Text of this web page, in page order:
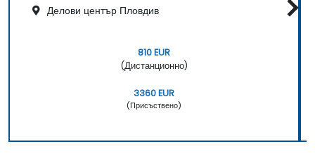
Делови център Пловдив
810 EUR
(Дистанционно)
3360 EUR
(Присъствено)